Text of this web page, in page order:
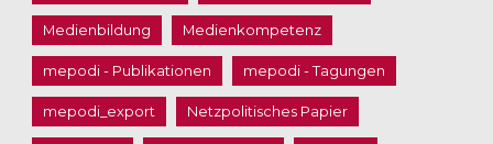
Medienbildung Medienkompetenz
mepodi - Publikationen mepodi - Tagungen
mepodi_export Netzpolitisches Papier